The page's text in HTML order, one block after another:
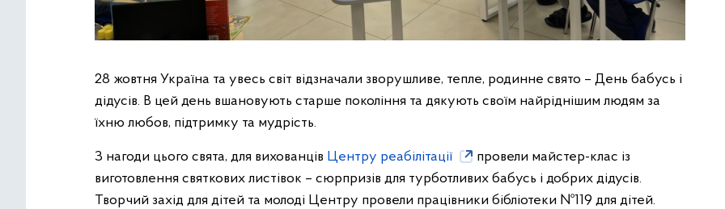
28 жовтня Україна та увесь світ відзначали зворушливе, тепле, родинне свято – День бабусь і
дідусів. В цей день вшановують старше покоління та дякують своїм найріднішим людям за
їхню любов, підтримку та мудрість.
З нагоди цього свята, для вихованців Центру реабілітації
провели майстер-клас із
виготовлення святкових листівок – сюрпризів для турботливих бабусь і добрих дідусів.
Творчий захід для дітей та молоді Центру провели працівники бібліотеки №119 для дітей.